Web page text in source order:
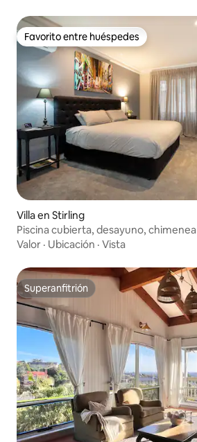
Favorito entre huéspedes
Favorito entre huéspedes
Villa en Stirling
Piscina cubierta, desayuno, chimenea
Valor · Ubicación · Vista
Superanfitrión
Superanfitrión